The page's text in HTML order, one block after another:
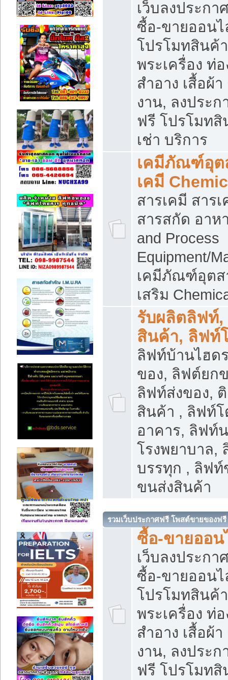
เว็บลงประก
ซื้อ-ขายออน
โปรโมทสินค้
พระเครื่อง ท่อ
สำอาง เสื้อผ้
งาน, ลงประ
ฟรี โปรโมท
เช่า บริการ
เคมีภัณฑ์อุต
เคมี
สารเคมี สาร
สารสกัด อาห
and Process
Equipment/
เคมีภัณฑ์อุตส
เสริม
รับผลิตลิฟท์
สินค้า, ลิฟท์
ลิฟท์บ้านไฮด
ของ, ลิฟต์ยก
ลิฟท์ส่งของ,
สินค้า , ลิฟท์
อาคาร, ลิฟท์
โรงพยาบาล,
บรรทุก , ลิฟ
ขนส่งสินค้า
รวมเว็บประกาศฟรี โพสต์ขายของฟรี
ซื้อ-ขายออน
เว็บลงประก
ซื้อ-ขายออน
โปรโมทสินค้
พระเครื่อง ท่อ
สำอาง เสื้อผ้
งาน, ลงประ
ฟรี โปรโมท